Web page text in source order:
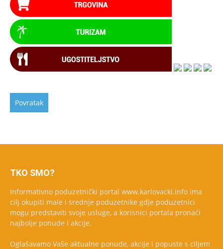
TKO SMO?
Informativno poduzetnički portal www.karlovacki.info ima
cilj okupiti male i srednje poduzetnike gdje poduzetnici
mogu predstaviti svoje usluge, a korisnici portala pronaći
najbolje ponude i akcije.
Oglašavamo Vaše aktualne ponude, akcije i popuste s ciljem